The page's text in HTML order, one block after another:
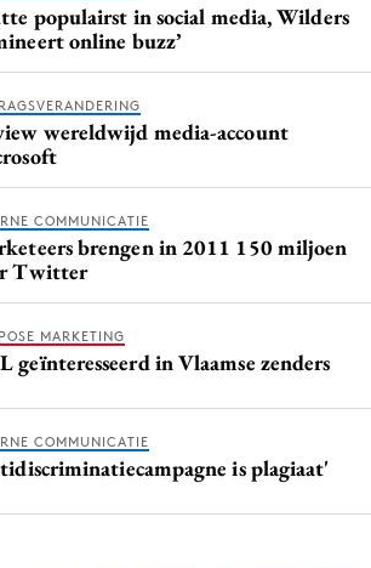
populairst in social media, Wilders
online buzz’
wereldwijd media-account
COMMUNICATIE
brengen in 2011 150 miljoen
Twitter
MARKETING
geïnteresseerd in Vlaamse zenders
COMMUNICATIE
is plagiaat'